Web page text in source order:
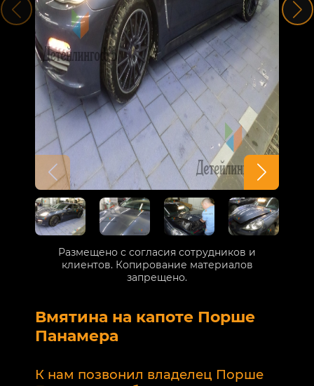
Вмятина на капоте Порше
Панамера
К нам позвонил владелец Порше
Размещено с согласия сотрудников и
клиентов. Копирование материалов
запрещено.